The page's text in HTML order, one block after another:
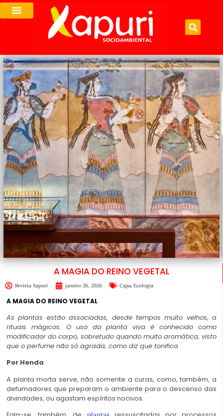
A MAGIA DO REINO VEGETAL
Revista Xapuri janeiro 26, 2026 Capa, Ecologia
A MAGIA DO REINO VEGETAL
As plantas estão associadas, desde tempos muito velhos, a
rituais mágicos. O uso da planta viva é conhecido como
modificador do corpo, sobretudo quando muito aromática, visto
que o perfume não só agrada, como diz que tonifica
Por Henda
A planta morta serve, não somente a curas, como, também, a
defumadores que preparam o ambiente para o descenso das
divindades, ou agastam espíritos nocivos.